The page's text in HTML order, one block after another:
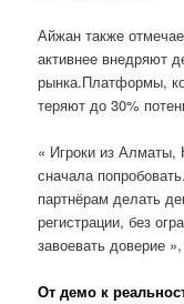
Айжан также
активнее внедряют
рынка.Платформы,
теряют до 30%
« Игроки из Алматы,
сначала
партнёрам делать
регистрации, без
завоевать доверие
От демо к